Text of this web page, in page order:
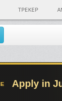
ТРЕКЕР